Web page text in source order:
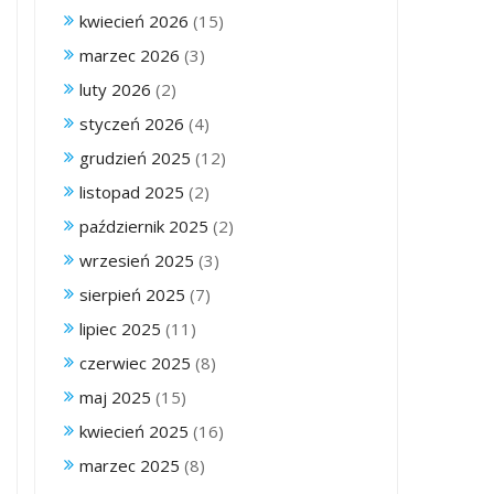
kwiecień 2026 (15)
marzec 2026 (3)
luty 2026 (2)
styczeń 2026 (4)
grudzień 2025 (12)
listopad 2025 (2)
październik 2025 (2)
wrzesień 2025 (3)
sierpień 2025 (7)
lipiec 2025 (11)
czerwiec 2025 (8)
maj 2025 (15)
kwiecień 2025 (16)
marzec 2025 (8)